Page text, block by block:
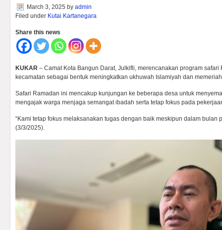
March 3, 2025 by admin
Filed under Kutai Kartanegara
Share this news
KUKAR – Camat Kota Bangun Darat, Julkifli, merencanakan program
kecamatan sebagai bentuk meningkatkan ukhuwah Islamiyah dan
Safari Ramadan ini mencakup kunjungan ke beberapa desa untuk
mengajak warga menjaga semangat ibadah serta tetap fokus pada
“Kami tetap fokus melaksanakan tugas dengan baik meskipun dalam bulan
(3/3/2025).